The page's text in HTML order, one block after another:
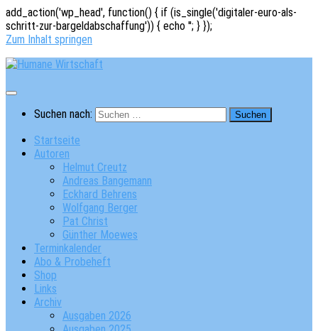
add_action('wp_head', function() { if (is_single('digitaler-euro-als-
schritt-zur-bargeldabschaffung')) { echo ''; } });
Zum Inhalt springen
Suchen nach:
Startseite
Autoren
Helmut Creutz
Andreas Bangemann
Eckhard Behrens
Wolfgang Berger
Pat Christ
Günther Moewes
Terminkalender
Abo & Probeheft
Shop
Links
Archiv
Ausgaben 2026